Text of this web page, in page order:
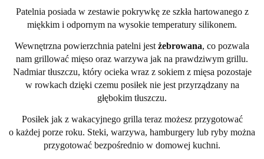
Patelnia posiada w zestawie pokrywkę ze szkła hartowanego z
miękkim i odpornym na wysokie temperatury silikonem.
Wewnętrzna powierzchnia patelni jest żebrowana, co pozwala
nam grillować mięso oraz warzywa jak na prawdziwym grillu.
Nadmiar tłuszczu, który ocieka wraz z sokiem z mięsa pozostaje
w rowkach dzięki czemu posiłek nie jest przyrządzany na
głębokim tłuszczu.
Posiłek jak z wakacyjnego grilla teraz możesz przygotować
o każdej porze roku. Steki, warzywa, hamburgery lub ryby można
przygotować bezpośrednio w domowej kuchni.